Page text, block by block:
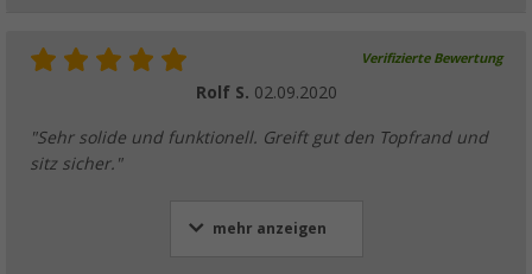
Verifizierte Bewertung
Rolf S. 02.09.2020
"Sehr solide und funktionell. Greift gut den Topfrand und
sitz sicher."
mehr anzeigen